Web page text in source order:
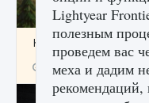
Как заработать
9 августа 2024
Lightyear
полезным
проведем вас
меха и дадим
рекомендаций,